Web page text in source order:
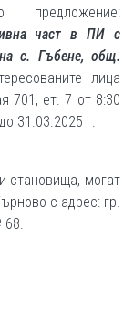
предложение:
част в ПИ с
с. Гъбене, общ.
лица
701, ет. 7 от 8:30
31.03.2025 г.
становища, могат
с адрес: гр.
68.